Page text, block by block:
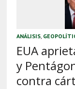
ANÁLISIS,
EUA
y
contra